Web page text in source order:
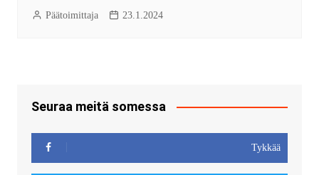
Päätoimittaja 23.1.2024
Seuraa meitä somessa
Tykkää